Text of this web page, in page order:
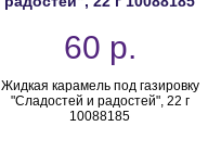
60 р.
Жидкая карамель под газировку
"Сладостей и радостей", 22 г
10088185